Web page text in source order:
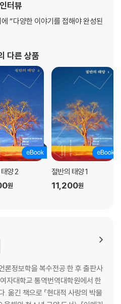
의 작품에 수여하는 ‘최
인터뷰
“다양한 이야기를 접해야 완성된
다른 상품
양 2
원
절반의 태양 1
11,200원
론정보학을 복수전공 한 후 출판사
자대학교 통역번역대학원에서 한
옮긴 책으로 『현대적 사랑의 박물